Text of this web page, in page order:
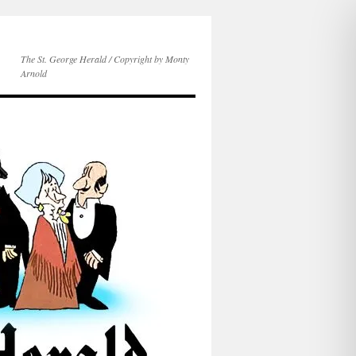
The St. George Herald / Copyright by Monty
Arnold